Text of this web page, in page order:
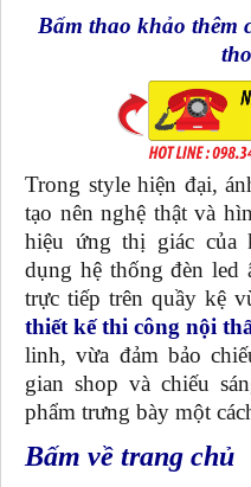
Bấm thao khảo thêm
Trong style hiện đại,
tạo nên nghệ thật và
hiệu ứng thị giác của
dụng hệ thống đèn led
trực tiếp trên quầy kệ
thiết kế thi công nội
linh, vừa đảm bảo
gian shop và chiếu
phẩm trưng bày một
Bấm về trang chủ